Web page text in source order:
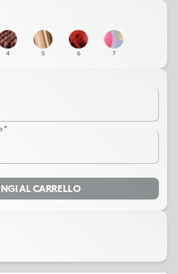
4 5 6 7
*
AL CARRELLO